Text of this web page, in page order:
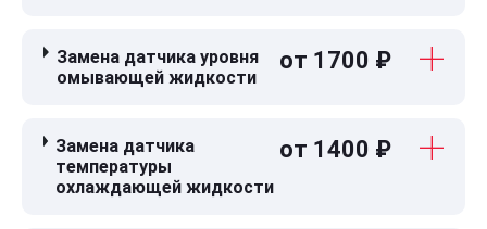
Замена датчика уровня
омывающей жидкости
от 1700 ₽
Замена датчика
температуры
охлаждающей жидкости
от 1400 ₽